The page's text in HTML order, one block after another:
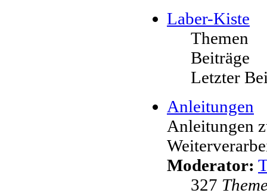
Laber-Kiste
Themen
Beiträge
Letzter
Anleitungen
Anleitungen
Moderator:
327